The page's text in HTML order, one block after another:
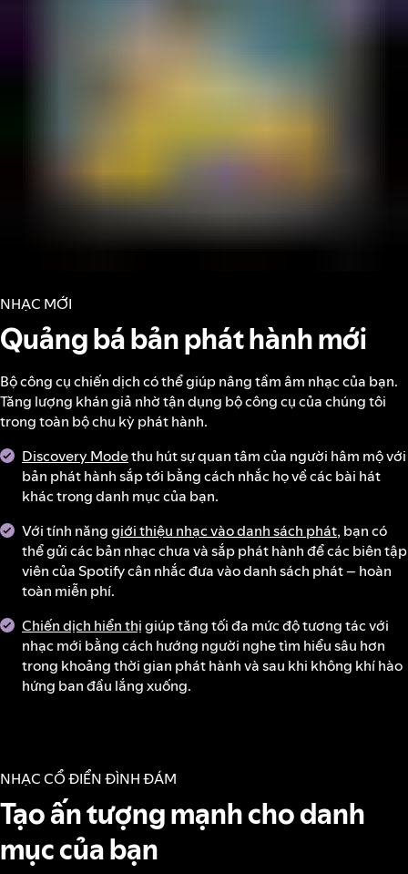
NHẠC MỚI
Quảng bá bản phát hành mới
Bộ công cụ chiến dịch có thể giúp nâng tầm âm nhạc của bạn.
Tăng lượng khán giả nhờ tận dụng bộ công cụ của chúng tôi
trong toàn bộ chu kỳ phát hành.
Discovery Modethu hút sự quan tâm của người hâm mộ với
bản phát hành sắp tới bằng cách nhắc họ về các bài hát
khác trong danh mục của bạn.
Với tính nănggiới thiệu nhạc vào danh sách phát, bạn có
thể gửi các bản nhạc chưa và sắp phát hành để các biên tập
viên của Spotify cân nhắc đưa vào danh sách phát – hoàn
toàn miễn phí.
Chiến dịch hiển thịgiúp tăng tối đa mức độ tương tác với
nhạc mới bằng cách hướng người nghe tìm hiểu sâu hơn
trong khoảng thời gian phát hành và sau khi không khí hào
hứng ban đầu lắng xuống.
NHẠC CỔ ĐIỂN ĐÌNH ĐÁM
Tạo ấn tượng mạnh cho danh
mục của bạn